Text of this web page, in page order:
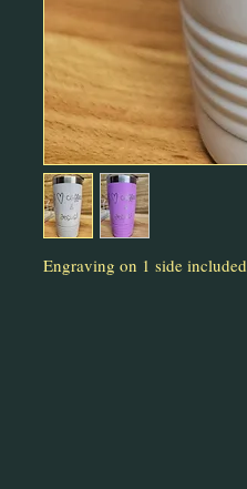
Engraving on 1 side included